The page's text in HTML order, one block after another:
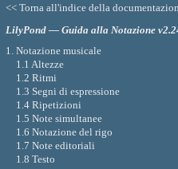
<< Torna all'indice della
LilyPond — Guida alla Notazione
1. Notazione musicale
1.1 Altezze
1.2 Ritmi
1.3 Segni di espressione
1.4 Ripetizioni
1.5 Note simultanee
1.6 Notazione del rigo
1.7 Note editoriali
1.8 Testo